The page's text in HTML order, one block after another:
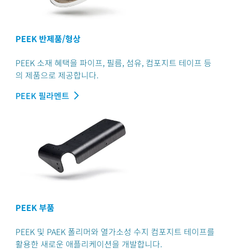
PEEK 반제품/형상
PEEK 소재 혜택을 파이프, 필름, 섬유, 컴포지트 테이프 등
의 제품으로 제공합니다.
PEEK 필라멘트
PEEK 부품
PEEK 및 PAEK 폴리머와 열가소성 수지 컴포지트 테이프를
활용한 새로운 애플리케이션을 개발합니다.